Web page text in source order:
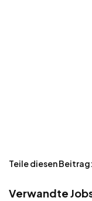
Teile diesen Beitrag:
Verwandte